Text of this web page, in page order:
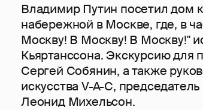
Владимир Путин посетил дом
набережной в Москве, где, в
Москву! В Москву! В Москву!"
Кьяртанссона. Экскурсию для
Сергей Собянин, а также
искусства V-A-C,
Леонид Михельсон.